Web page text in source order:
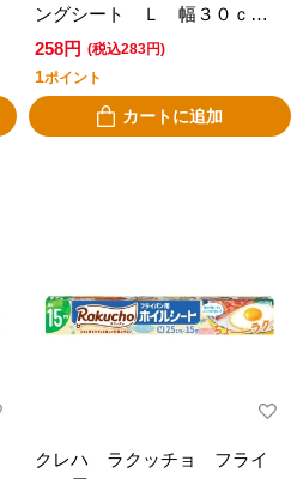
ングシート Ｌ 幅３０ｃｍ×
長さ５ｍ
258円 (税込283円)
1ポイント
カートに追加
クレハ ラクッチョ フライ